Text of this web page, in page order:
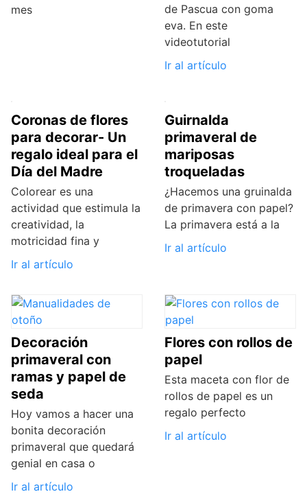
mes
de Pascua con goma
eva. En este
videotutorial
Ir al artículo
Coronas de flores
para decorar- Un
regalo ideal para el
Día del Madre
Colorear es una
actividad que estimula la
creatividad, la
motricidad fina y
Ir al artículo
Guirnalda
primaveral de
mariposas
troqueladas
¿Hacemos una gruinalda
de primavera con papel?
La primavera está a la
Ir al artículo
Decoración
primaveral con
ramas y papel de
seda
Hoy vamos a hacer una
bonita decoración
primaveral que quedará
genial en casa o
Ir al artículo
Flores con rollos de
papel
Esta maceta con flor de
rollos de papel es un
regalo perfecto
Ir al artículo